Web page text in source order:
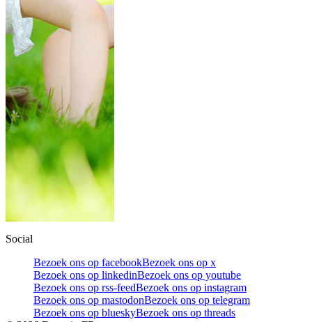
Social
Bezoek ons op facebookBezoek ons op x
Bezoek ons op linkedinBezoek ons op youtube
Bezoek ons op rss-feedBezoek ons op instagram
Bezoek ons op mastodonBezoek ons op telegram
Bezoek ons op blueskyBezoek ons op threads